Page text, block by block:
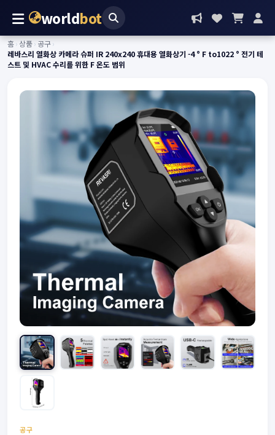
worldbot
홈›상품› 공구›
레바스리 열화상 카메라 슈퍼 IR 240x240 휴대용 열화상기 -4 ° F to1022 ° 전기 테
스트 및 HVAC 수리를 위한 F 온도 범위
공구